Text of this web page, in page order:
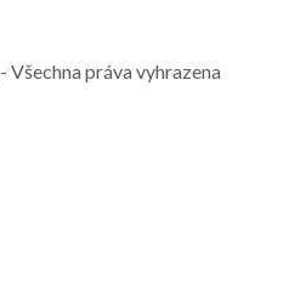
- Všechna práva vyhrazena